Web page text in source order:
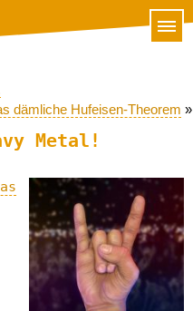
dämliche Hufeisen-Theorem »
Metal!